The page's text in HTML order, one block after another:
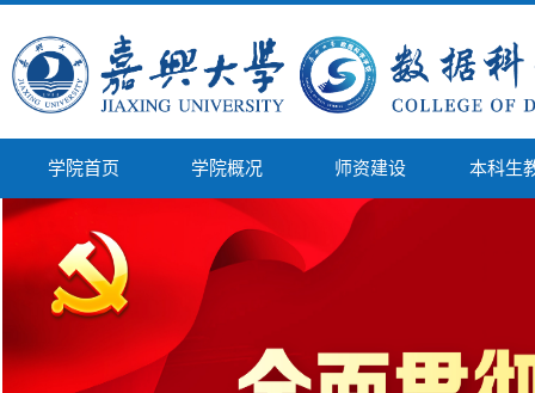
学院首页 学院概况 师资建设 本科生